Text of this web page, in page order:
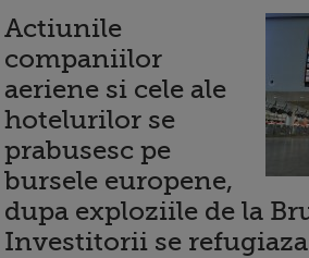
Actiunile
companiilor
aeriene si cele ale
hotelurilor se
prabusesc pe
bursele europene,
dupa exploziile de la
Investitorii se